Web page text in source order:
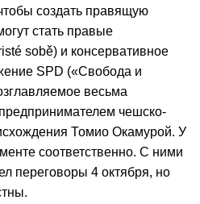
создать правящую
стать правые
sobě) и консервативное
SPD («Свобода и
весьма
чешско-
Томио Окамурой. У
соответственно. С ними
переговоры 4 октября, но